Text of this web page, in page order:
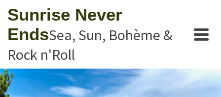
Sunrise Never
EndsSea, Sun, Bohème &
Rock n'Roll